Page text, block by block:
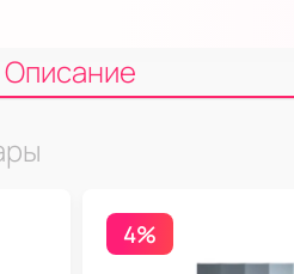
Описание
4%